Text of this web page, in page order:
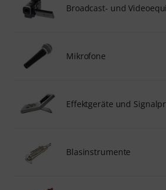
Broadcast- und
Mikrofone
Effektgeräte und
Blasinstrumente